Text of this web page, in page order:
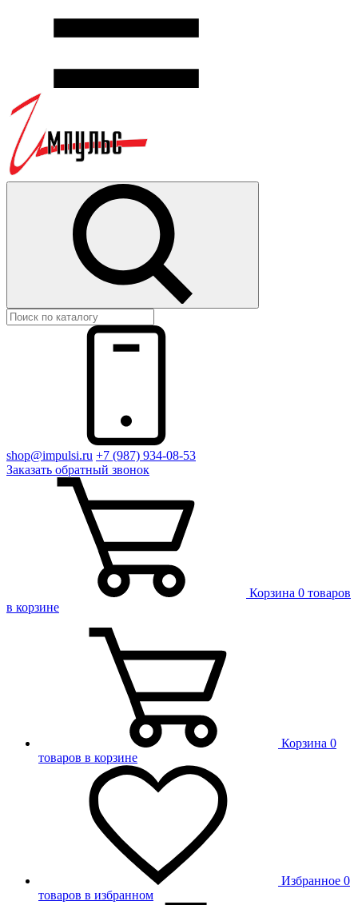
shop@impulsi.ru +7 (987) 934-08-53
Заказать обратный звонок
Корзина 0 товаров
в корзине
Корзина 0
товаров в корзине
Избранное 0
товаров в избранном